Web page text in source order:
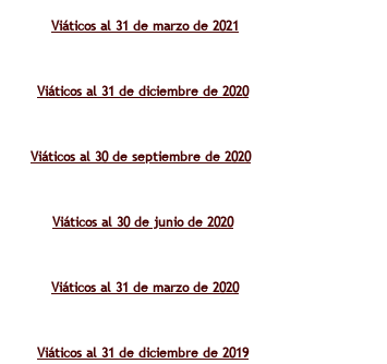
Viáticos al 31 de marzo de 2021
Viáticos al 31 de diciembre de 2020
Viáticos al 30 de septiembre de 2020
Viáticos al 30 de junio de 2020
Viáticos al 31 de marzo de 2020
Viáticos al 31 de diciembre de 2019